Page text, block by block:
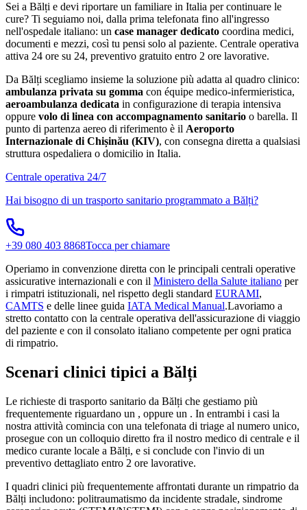
Sei a Bălți e devi riportare un familiare in Italia per continuare le
cure? Ti seguiamo noi, dalla prima telefonata fino all'ingresso
nell'ospedale italiano: un case manager dedicato coordina medici,
documenti e mezzi, così tu pensi solo al paziente. Centrale operativa
attiva 24 ore su 24, preventivo gratuito entro 2 ore lavorative.
Da Bălți scegliamo insieme la soluzione più adatta al quadro clinico:
ambulanza privata su gomma con équipe medico-infermieristica,
aeroambulanza dedicata in configurazione di terapia intensiva
oppure volo di linea con accompagnamento sanitario o barella. Il
punto di partenza aereo di riferimento è il Aeroporto
Internazionale di Chișinău (KIV), con consegna diretta a qualsiasi
struttura ospedaliera o domicilio in Italia.
Centrale operativa 24/7
Hai bisogno di un trasporto sanitario programmato a Bălți?
+39 080 403 8868Tocca per chiamare
Operiamo in convenzione diretta con le principali centrali operative
assicurative internazionali e con il Ministero della Salute italiano per
i rimpatri istituzionali, nel rispetto degli standard EURAMI,
CAMTS e delle linee guida IATA Medical Manual.Lavoriamo a
stretto contatto con la centrale operativa dell'assicurazione di viaggio
del paziente e con il consolato italiano competente per ogni pratica
di rimpatrio.
Scenari clinici tipici a Bălți
Le richieste di trasporto sanitario da Bălți che gestiamo più
frequentemente riguardano un , oppure un . In entrambi i casi la
nostra attività comincia con una telefonata di triage al numero unico,
prosegue con un colloquio diretto fra il nostro medico di centrale e il
medico curante locale a Bălți, e si conclude con l'invio di un
preventivo dettagliato entro 2 ore lavorative.
I quadri clinici più frequentemente affrontati durante un rimpatrio da
Bălți includono: politraumatismo da incidente stradale, sindrome